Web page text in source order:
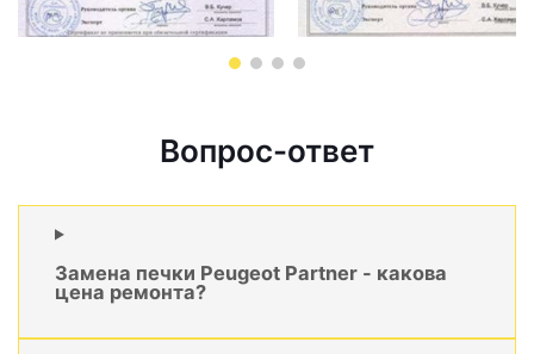
Вопрос-ответ
Замена печки Peugeot Partner - какова
цена ремонта?